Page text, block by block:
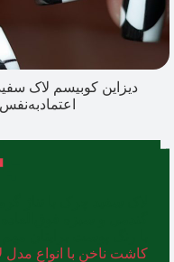
دیزاین کوبیسم لاک
کاشت ناخن با انواع